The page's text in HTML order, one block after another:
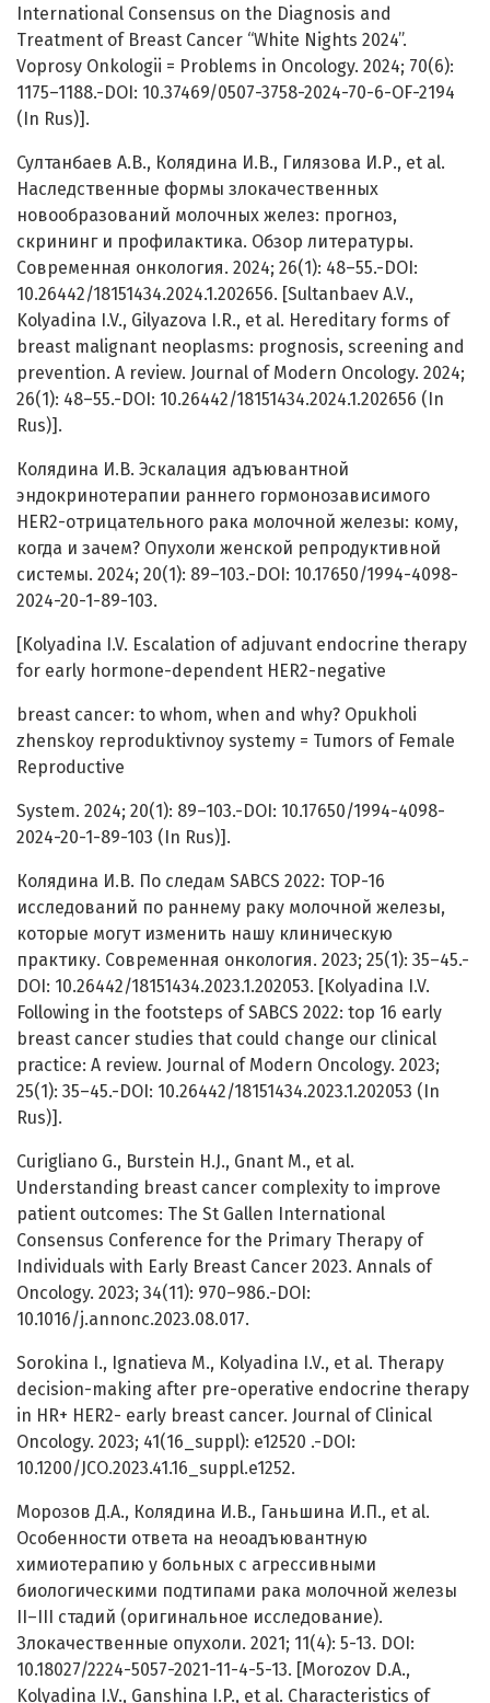
International Consensus on the Diagnosis and
Treatment of Breast Cancer “White Nights 2024”.
Voprosy Onkologii = Problems in Oncology. 2024; 70(6):
1175–1188.-DOI: 10.37469/0507-3758-2024-70-6-OF-2194
(In Rus)].
Султанбаев А.В., Колядина И.В., Гилязова И.Р., et al.
Наследственные формы злокачественных
новообразований молочных желез: прогноз,
скрининг и профилактика. Обзор литературы.
Современная онкология. 2024; 26(1): 48–55.-DOI:
10.26442/18151434.2024.1.202656. [Sultanbaev A.V.,
Kolyadina I.V., Gilyazova I.R., et al. Hereditary forms of
breast malignant neoplasms: prognosis, screening and
prevention. A review. Journal of Modern Oncology. 2024;
26(1): 48–55.-DOI: 10.26442/18151434.2024.1.202656 (In
Rus)].
Колядина И.В. Эскалация адъювантной
эндокринотерапии раннего гормонозависимого
HER2-отрицательного рака молочной железы: кому,
когда и зачем? Опухоли женской репродуктивной
системы. 2024; 20(1): 89–103.-DOI: 10.17650/1994-4098-
2024-20-1-89-103.
[Kolyadina I.V. Escalation of adjuvant endocrine therapy
for early hormone-dependent HER2-negative
breast cancer: to whom, when and why? Opukholi
zhenskoy reproduktivnoy systemy = Tumors of Female
Reproductive
System. 2024; 20(1): 89–103.-DOI: 10.17650/1994-4098-
2024-20-1-89-103 (In Rus)].
Колядина И.В. По следам SABCS 2022: TOP-16
исследований по раннему раку молочной железы,
которые могут изменить нашу клиническую
практику. Современная онкология. 2023; 25(1): 35–45.-
DOI: 10.26442/18151434.2023.1.202053. [Kolyadina I.V.
Following in the footsteps of SABCS 2022: top 16 early
breast cancer studies that could change our clinical
practice: A review. Journal of Modern Oncology. 2023;
25(1): 35–45.-DOI: 10.26442/18151434.2023.1.202053 (In
Rus)].
Curigliano G., Burstein H.J., Gnant M., et al.
Understanding breast cancer complexity to improve
patient outcomes: The St Gallen International
Consensus Conference for the Primary Therapy of
Individuals with Early Breast Cancer 2023. Annals of
Oncology. 2023; 34(11): 970–986.-DOI:
10.1016/j.annonc.2023.08.017.
Sorokina I., Ignatieva M., Kolyadina I.V., et al. Therapy
decision-making after pre-operative endocrine therapy
in HR+ HER2- early breast cancer. Journal of Clinical
Oncology. 2023; 41(16_suppl): e12520 .-DOI:
10.1200/JCO.2023.41.16_suppl.e1252.
Морозов Д.А., Колядина И.В., Ганьшина И.П., et al.
Особенности ответа на неоадъювантную
химиотерапию у больных с агрессивными
биологическими подтипами рака молочной железы
II–III стадий (оригинальное исследование).
Злокачественные опухоли. 2021; 11(4): 5-13. DOI:
10.18027/2224-5057-2021-11-4-5-13. [Morozov D.A.,
Kolyadina I.V., Ganshina I.P., et al. Characteristics of